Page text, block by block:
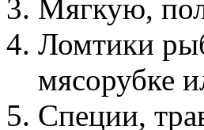
Мягкую,
Ломтики
мясорубке
Специи,